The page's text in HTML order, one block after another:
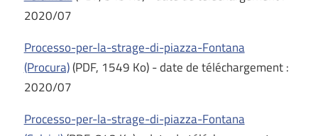
2020/07
Processo-per-la-strage-di-piazza-Fontana
(Procura)(PDF, 1549 Ko) - date de téléchargement :
2020/07
Processo-per-la-strage-di-piazza-Fontana